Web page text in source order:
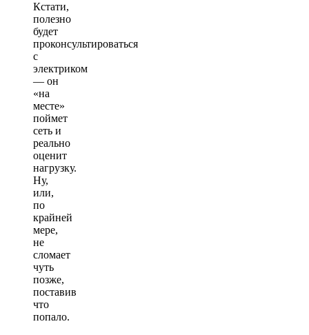
Кстати,
полезно
будет
проконсультироваться
с
электриком
— он
«на
месте»
поймет
сеть и
реально
оценит
нагрузку.
Ну,
или,
по
крайней
мере,
не
сломает
чуть
позже,
поставив
что
попало.